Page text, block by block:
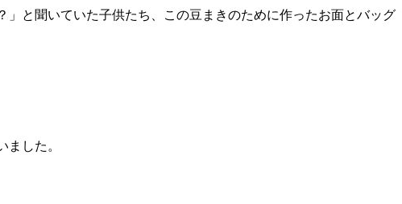
と聞いていた子供たち、この豆まきのために作ったお面とバッグ
した。